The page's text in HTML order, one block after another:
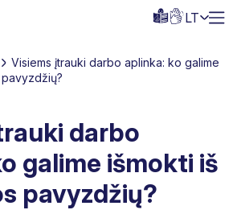
LT
Visiems įtrauki darbo aplinka: ko galime
darbo
galime išmokti iš
pavyzdžių?